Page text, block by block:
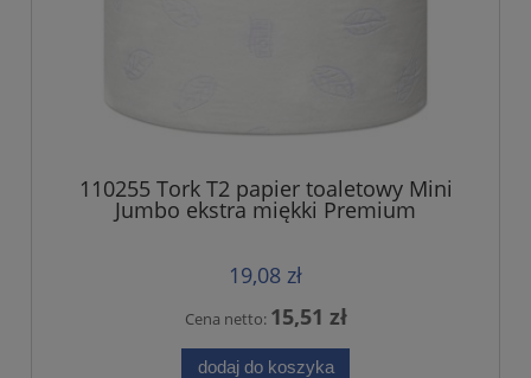
110255 Tork T2 papier toaletowy Mini
Jumbo ekstra miękki Premium
19,08 zł
Cena netto: 15,51 zł
dodaj do koszyka